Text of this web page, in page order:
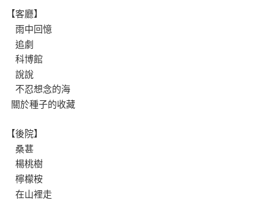
【客廳】
雨中回憶
追劇
科博館
說說
不忍想念的海
關於種子的收藏
【後院】
桑葚
楊桃樹
檸檬桉
在山裡走